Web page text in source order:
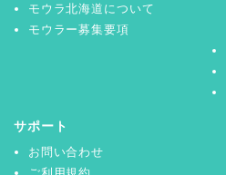
モウラ北海道について
モウラー募集要項
サポート
お問い合わせ